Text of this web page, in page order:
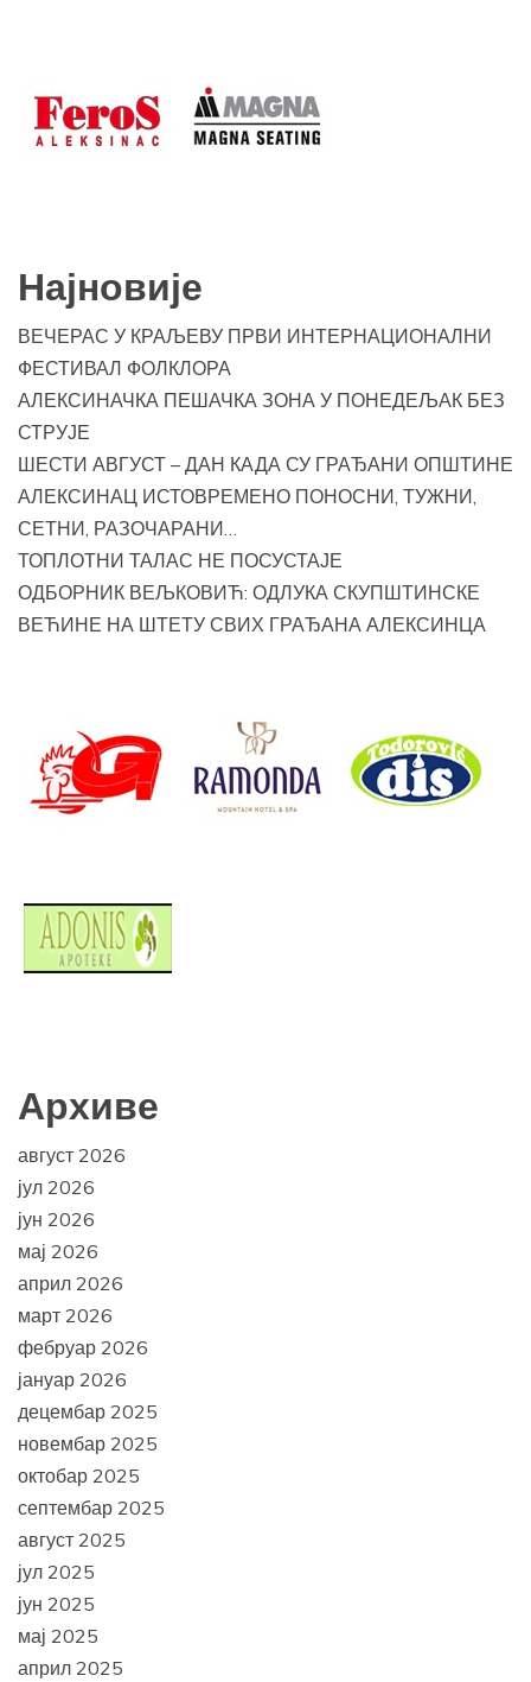
Најновије
ВЕЧЕРАС У КРАЉЕВУ ПРВИ ИНТЕРНАЦИОНАЛНИ
ФЕСТИВАЛ ФОЛКЛОРА
АЛЕКСИНАЧКА ПЕШАЧКА ЗОНА У ПОНЕДЕЉАК БЕЗ
СТРУЈЕ
ШЕСТИ АВГУСТ – ДАН КАДА СУ ГРАЂАНИ ОПШТИНЕ
АЛЕКСИНАЦ ИСТОВРЕМЕНО ПОНОСНИ, ТУЖНИ,
СЕТНИ, РАЗОЧАРАНИ…
ТОПЛОТНИ ТАЛАС НЕ ПОСУСТАЈЕ
ОДБОРНИК ВЕЉКОВИЋ: ОДЛУКА СКУПШТИНСКЕ
ВЕЋИНЕ НА ШТЕТУ СВИХ ГРАЂАНА АЛЕКСИНЦА
Архиве
август 2026
јул 2026
јун 2026
мај 2026
април 2026
март 2026
фебруар 2026
јануар 2026
децембар 2025
новембар 2025
октобар 2025
септембар 2025
август 2025
јул 2025
јун 2025
мај 2025
април 2025